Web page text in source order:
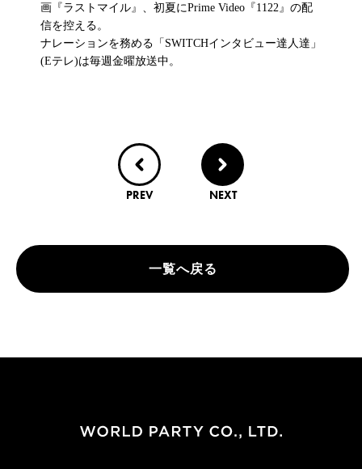
画『ラストマイル』、初夏にPrime Video『1122』の配
信を控える。
ナレーションを務める「SWITCHインタビュー達人達」
(Eテレ)は毎週金曜放送中。
PREV NEXT
一覧へ戻る